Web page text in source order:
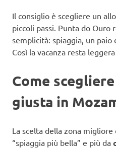
Il consiglio è scegliere un
piccoli passi. Punta do Ouro
semplicità: spiaggia, un
Così la vacanza resta
Come
giusta in
La scelta della zona
“spiaggia più bella” e più da